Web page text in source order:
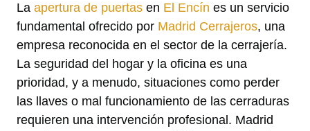
La apertura de puertas en El Encín es un servicio
fundamental ofrecido por Madrid Cerrajeros, una
empresa reconocida en el sector de la cerrajería.
La seguridad del hogar y la oficina es una
prioridad, y a menudo, situaciones como perder
las llaves o mal funcionamiento de las cerraduras
requieren una intervención profesional. Madrid